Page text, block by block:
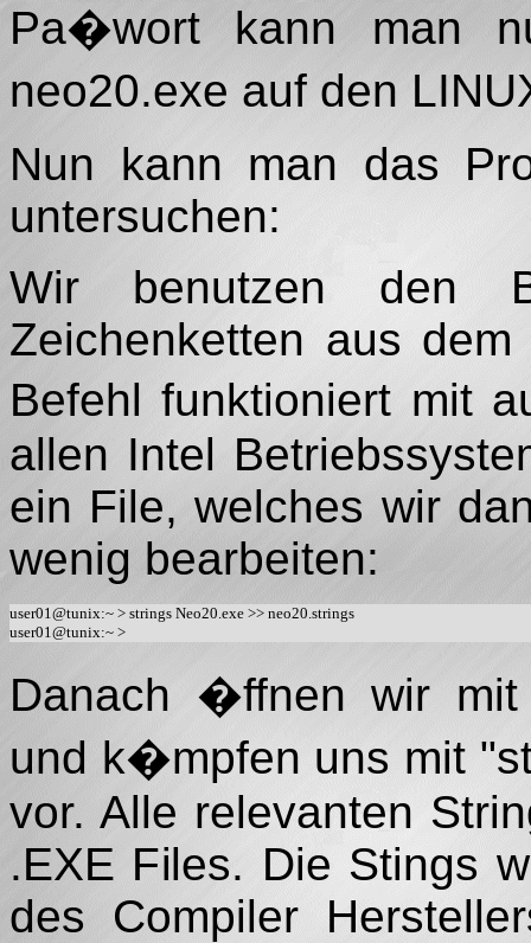
Pa�wort kann man
neo20.exe auf den
Nun kann man das
untersuchen:
Wir benutzen den
Zeichenketten aus
Befehl funktioniert mit
allen Intel
ein File, welches wir
wenig bearbeiten:
user01@tunix:~ > strings Neo20.exe >> neo20.strings
Danach �ffnen wir
und k�mpfen uns mit
vor. Alle relevanten
.EXE Files. Die Stings
des Compiler